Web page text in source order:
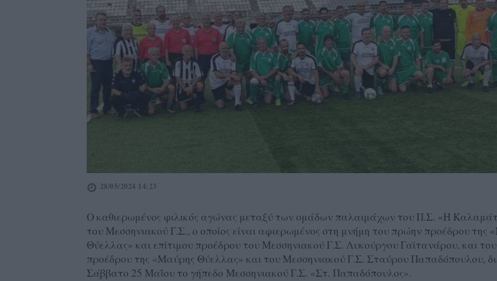
28/05/2024 14:23
Ο καθιερωμένος φιλικός αγώνας μεταξύ των ομάδων παλαιμάχων του Π.Σ. «Η
του Μεσσηνιακού Γ.Σ., ο οποίος είναι αφιερωμένος στη μνήμη του πρώην προέδρου της
Θύελλας» και επίτιμου προέδρου του Μεσσηνιακού Γ.Σ. Λυκούργου Γαϊτανάρου, και
προέδρου της «Μαύρης Θύελλας» και του Μεσσηνιακού Γ.Σ. Σταύρου Παπαδόπουλου,
Σάββατο 25 Μαΐου το γήπεδο Μεσσηνιακού Γ.Σ. «Στ. Παπαδόπουλος».